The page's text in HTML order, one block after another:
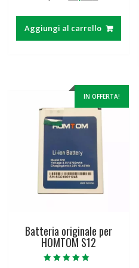
su 5
originale
era:
attuale
è:
Aggiungi al carrello
IN OFFERTA!
Batteria originale per
HOMTOM S12